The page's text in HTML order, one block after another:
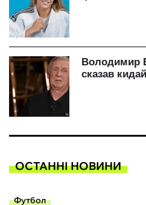
ОСТАННІ НОВИНИ
Футбол